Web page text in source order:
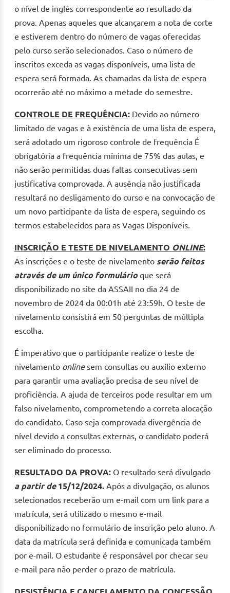
o nível de inglês correspondente ao resultado da
prova. Apenas aqueles que alcançarem a nota de corte
e estiverem dentro do número de vagas oferecidas
pelo curso serão selecionados. Caso o número de
inscritos exceda as vagas disponíveis, uma lista de
espera será formada. As chamadas da lista de espera
ocorrerão até no máximo a metade do semestre.
CONTROLE DE FREQUÊNCIA: Devido ao número
limitado de vagas e à existência de uma lista de espera,
será adotado um rigoroso controle de frequência É
obrigatória a frequência mínima de 75% das aulas, e
não serão permitidas duas faltas consecutivas sem
justificativa comprovada. A ausência não justificada
resultará no desligamento do curso e na convocação de
um novo participante da lista de espera, seguindo os
termos estabelecidos para as Vagas Disponíveis.
INSCRIÇÃO E TESTE DE NIVELAMENTO ONLINE:
As inscrições e o teste de nivelamento serão feitos
através de um único formulárioque será
disponibilizado no site da ASSAII no dia 24 de
novembro de 2024 da 00:01h até 23:59h. O teste de
nivelamento consistirá em 50 perguntas de múltipla
escolha.
É imperativo que o participante realize o teste de
nivelamento onlinesem consultas ou auxílio externo
para garantir uma avaliação precisa de seu nível de
proficiência. A ajuda de terceiros pode resultar em um
falso nivelamento, comprometendo a correta alocação
do candidato. Caso seja comprovada divergência de
nível devido a consultas externas, o candidato poderá
ser eliminado do processo.
RESULTADO DA PROVA: O resultado será divulgado
a partir de15/12/2024. Após a divulgação, os alunos
selecionados receberão um e-mail com um link para a
matrícula, será utilizado o mesmo e-mail
disponibilizado no formulário de inscrição pelo aluno. A
data da matrícula será definida e comunicada também
por e-mail. O estudante é responsável por checar seu
e-mail para não perder o prazo de matrícula.